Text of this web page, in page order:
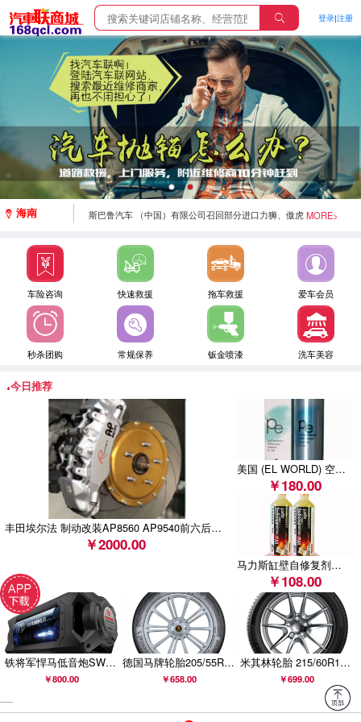
登录|注册
海南
斯巴鲁汽车（中国）有限公司召回部分进口森林人、
XV、BRZ汽车
斯巴鲁汽车 （中国）有限公司召回部分进口力狮、傲虎
梅赛德斯-奔驰（中国）汽车销售有限公司召回部分进
口GLC SUV汽车
北京奔驰汽车有限公司召回部分国产C级、GLC SUV汽
梅赛德斯-奔驰（中国） 汽车销售有限公司召回部分进
口E 43 AMG 4MATIC汽车
天津一汽丰田汽车有限公司召回部分卡罗拉汽车
斯巴鲁汽车（中国）有限公司召回部分进口森林人、
XV、BRZ汽车
MORE>
车险咨询 快速救援 拖车救援 爱车会员
秒杀团购 常规保养 钣金喷漆 洗车美容
今日推荐
丰田埃尔法 制动改装AP8560 AP9540前六后四刹车套装
￥2000.00
美国 (EL WORLD) 空调系统全功能增效保护剂 (BN-621 )
￥180.00
马力斯缸壁自修复剂（1支/缸）
￥108.00
铁将军悍马低音炮SW806B升级款SW906B汽车车载有源低音炮悍马音响
￥800.00
德国马牌轮胎205/55R16 91V FR COMC CC6适配斯柯达昊锐明锐
￥658.00
米其林轮胎 215/60R16 99V PRIMACY 4 浩悦 正品包安装
￥699.00